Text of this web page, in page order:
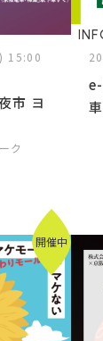
15:00
市 ヨ
ク
開催中